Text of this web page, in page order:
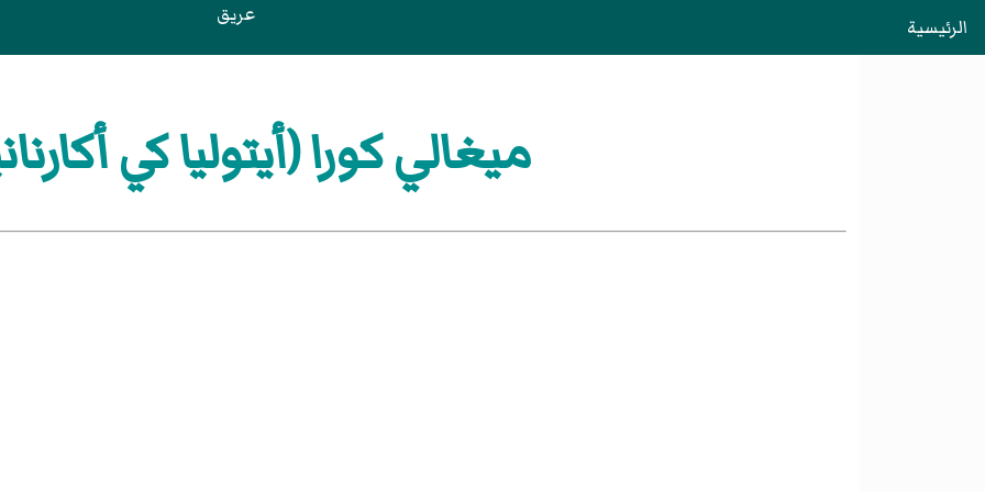
الرئيسية عريق
ميغالي كورا (أيتوليا كي